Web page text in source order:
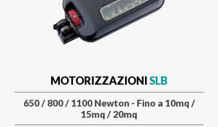
MOTORIZZAZIONISLB
650 / 800 / 1100 Newton - Fino a 10mq /
15mq / 20mq